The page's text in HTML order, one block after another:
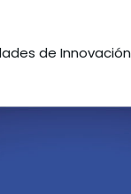
de Innovación